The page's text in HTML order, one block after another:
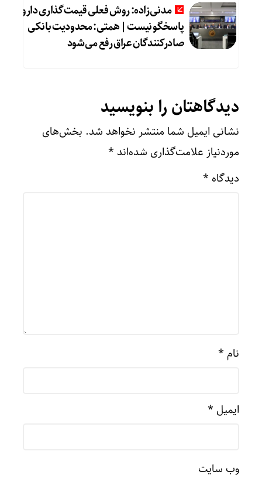
مدنی‌زاده: روش فعلی قیمت‌گذاری دارو
پاسخگو نیست | همتی: محدودیت بانکی
صادرکنندگان عراق رفع می‌شود
دیدگاهتان را بنویسید
نشانی ایمیل شما منتشر نخواهد شد. بخش‌های
موردنیاز علامت‌گذاری شده‌اند *
دیدگاه *
نام *
ایمیل *
وب‌ سایت